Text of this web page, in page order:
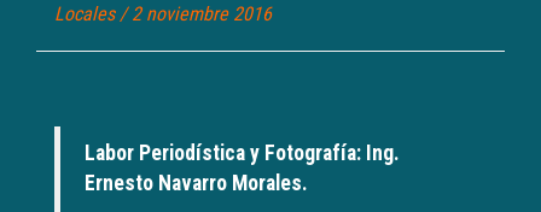
Locales/ 2 noviembre 2016
Labor Periodística y Fotografía: Ing.
Ernesto Navarro Morales.